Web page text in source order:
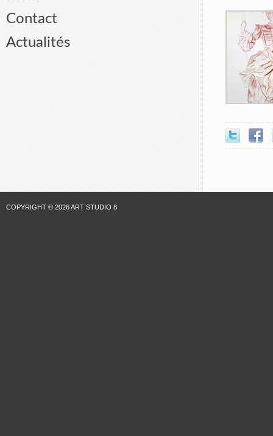
Contact
Actualités
COPYRIGHT © 2026 ART STUDIO 8